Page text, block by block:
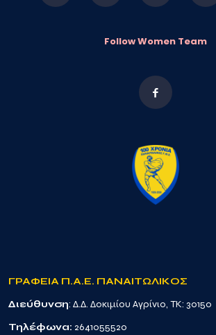
Follow Women Team
ΓΡΑΦΕΙΑ Π.Α.Ε. ΠΑΝΑΙΤΩΛΙΚΟΣ
Διεύθυνση: Δ.Δ. Δοκιμίου Αγρίνιο, TK: 30150
Τηλέφωνα: 2641055520